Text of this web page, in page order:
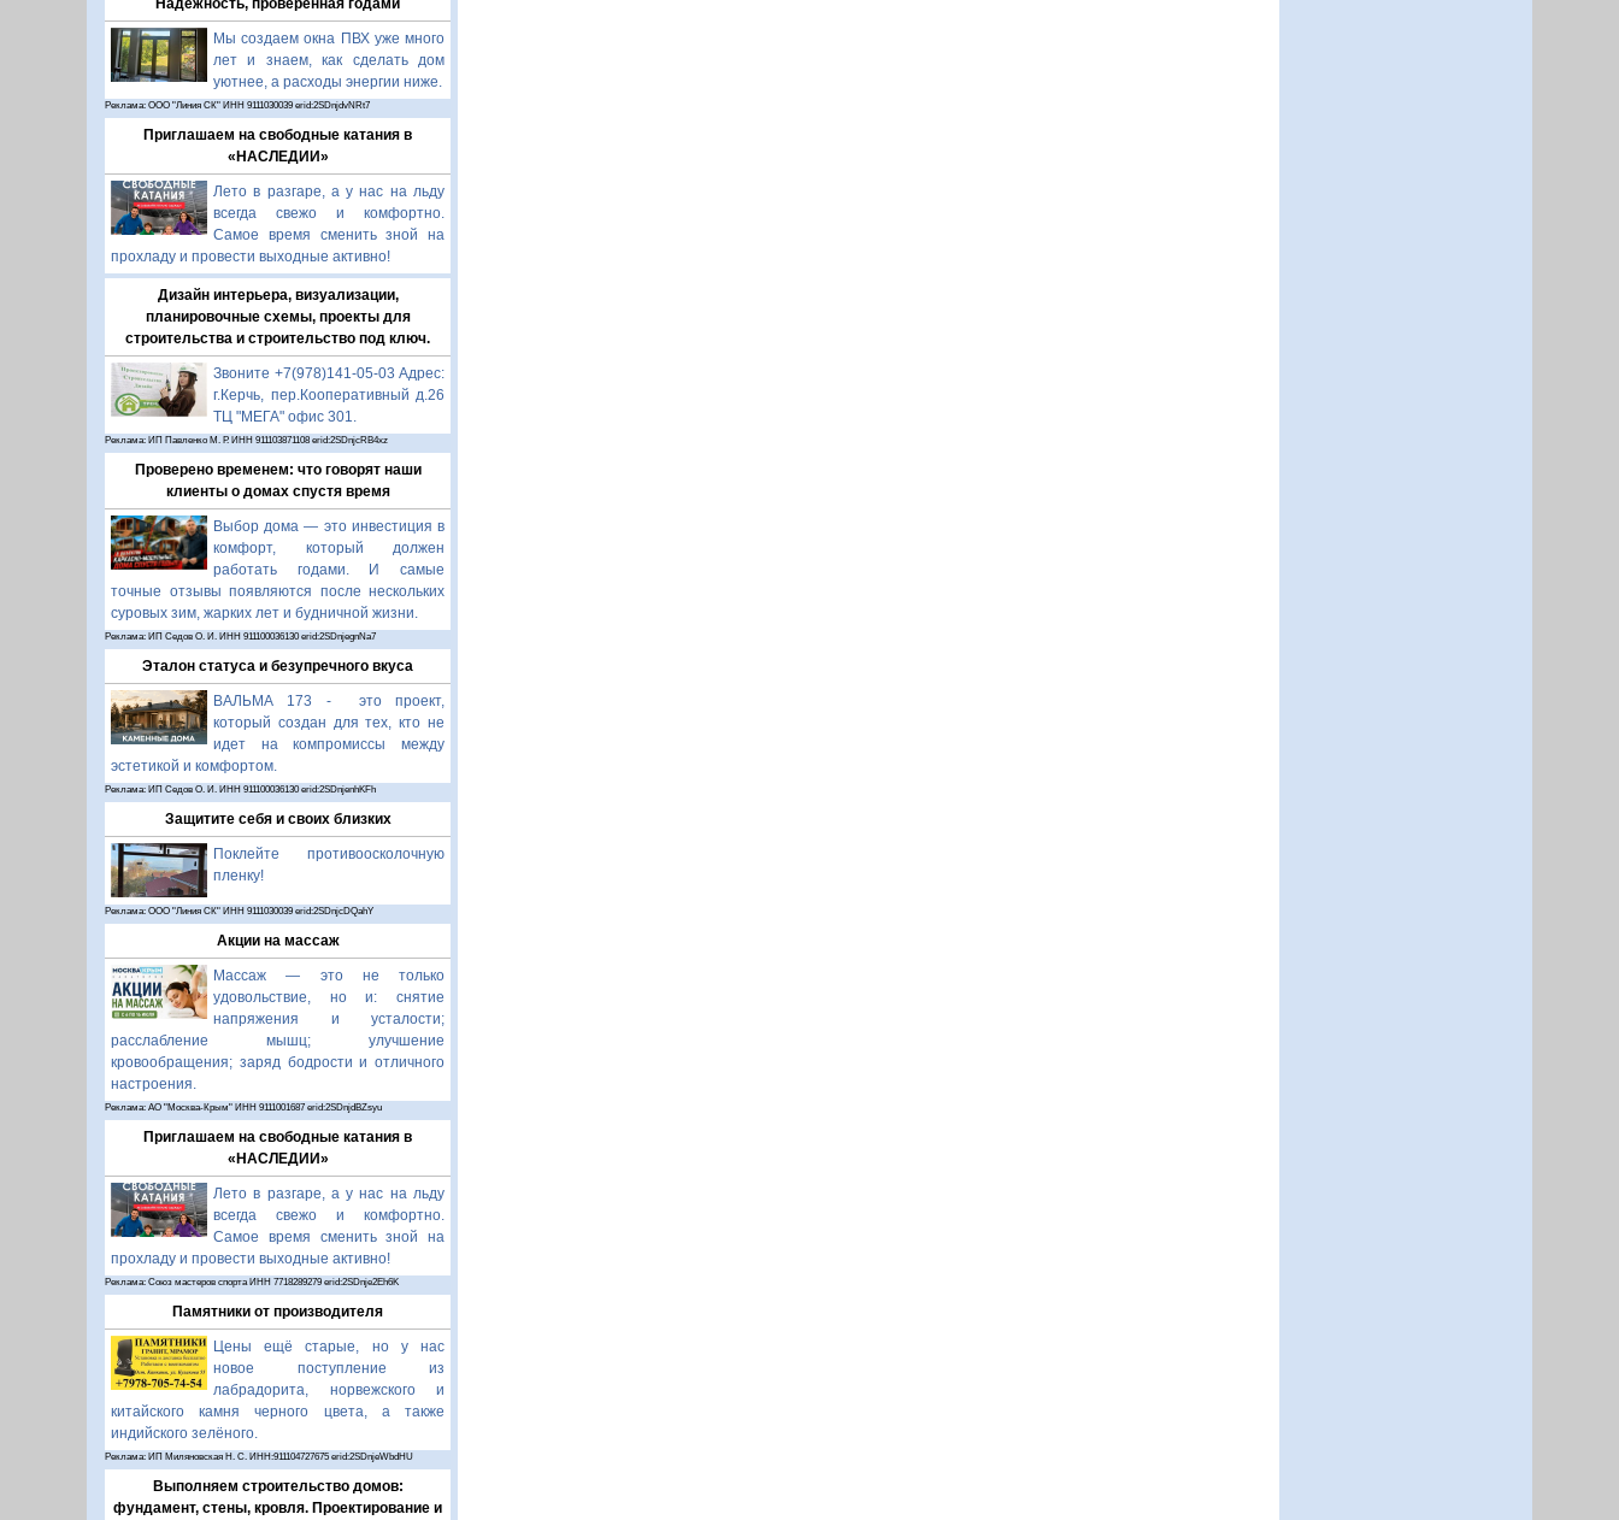
Надежность, проверенная годами
Мы создаем окна ПВХ уже много
лет и знаем, как сделать дом
уютнее, а расходы энергии ниже.
Реклама: ООО "Линия СК" ИНН 9111030039 erid:2SDnjdvNRt7
Приглашаем на свободные катания в
«НАСЛЕДИИ»
Лето в разгаре, а у нас на льду
всегда свежо и комфортно.
Самое время сменить зной на
прохладу и провести выходные активно!
Дизайн интерьера, визуализации,
планировочные схемы, проекты для
строительства и строительство под ключ.
Звоните +7(978)141-05-03 Адрес:
г.Керчь, пер.Кооперативный д.26
ТЦ "МЕГА" офис 301.
Реклама: ИП Павленко М. Р. ИНН 911103871108 erid:2SDnjcRB4xz
Проверено временем: что говорят наши
клиенты о домах спустя время
Выбор дома — это инвестиция в
комфорт, который должен
работать годами. И самые
точные отзывы появляются после нескольких
суровых зим, жарких лет и будничной жизни.
Реклама: ИП Седов О. И. ИНН 911100036130 erid:2SDnjegnNa7
Эталон статуса и безупречного вкуса
ВАЛЬМА 173 - это проект,
который создан для тех, кто не
идет на компромиссы между
эстетикой и комфортом.
Реклама: ИП Седов О. И. ИНН 911100036130 erid:2SDnjenhKFh
Защитите себя и своих близких
Поклейте противоосколочную
пленку!
Реклама: ООО "Линия СК" ИНН 9111030039 erid:2SDnjcDQahY
Акции на массаж
Массаж — это не только
удовольствие, но и: снятие
напряжения и усталости;
расслабление мышц; улучшение
кровообращения; заряд бодрости и отличного
настроения.
Реклама: АО "Москва-Крым" ИНН 9111001687 erid:2SDnjdBZsyu
Приглашаем на свободные катания в
«НАСЛЕДИИ»
Лето в разгаре, а у нас на льду
всегда свежо и комфортно.
Самое время сменить зной на
прохладу и провести выходные активно!
Реклама: Союз мастеров спорта ИНН 7718289279 erid:2SDnje2Eh6K
Памятники от производителя
Цены ещё старые, но у нас
новое поступление из
лабрадорита, норвежского и
китайского камня черного цвета, а также
индийского зелёного.
Реклама: ИП Миляновская Н. С. ИНН:911104727675 erid:2SDnjeWbdHU
Выполняем строительство домов:
фундамент, стены, кровля. Проектирование и